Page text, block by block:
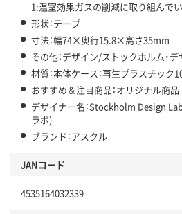
1:温室効果ガスの削減に取り組んで
形状：テープ
寸法：幅74×奥行15.8×高さ35mm
その他：デザイン/ストックホルム・
材質：本体ケース：再生プラスチック
おすすめ＆注目商品：オリジナル商品
デザイナー名：Stockholm Design
ラボ)
ブランド：アスクル
JANコード
4535164032339